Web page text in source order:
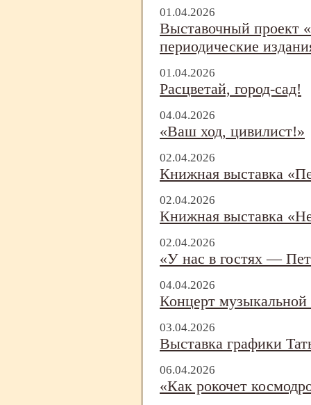
01.04.2026
Выставочный проект
периодические
01.04.2026
Расцветай, город-сад!
04.04.2026
«Ваш ход, цивилист!»
02.04.2026
Книжная выставка
02.04.2026
Книжная выставка
02.04.2026
«У нас в гостях —
04.04.2026
Концерт
03.04.2026
Выставка графики
06.04.2026
«Как рокочет